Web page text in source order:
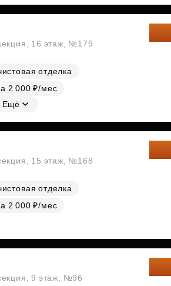
16 этаж, №179
отделка
2 000 ₽/мес
Ещё
15 этаж, №168
отделка
2 000 ₽/мес
9 этаж, №96